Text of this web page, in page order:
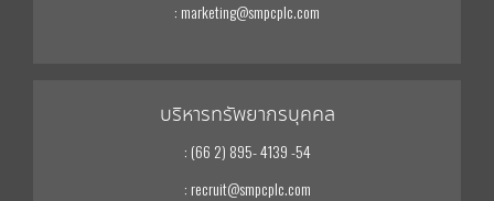
: marketing@smpcplc.com
บริหารทรัพยากรบุคคล
: (66 2) 895- 4139 -54
: recruit@smpcplc.com